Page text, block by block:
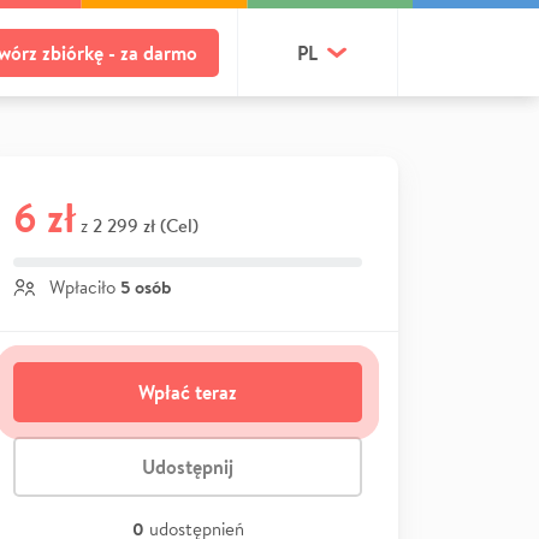
zbiórkę - za darmo PL
6 zł z 2 299 zł (Cel)
Wpłaciło 5 osób
Wpłać teraz
Udostępnij
0 udostępnień